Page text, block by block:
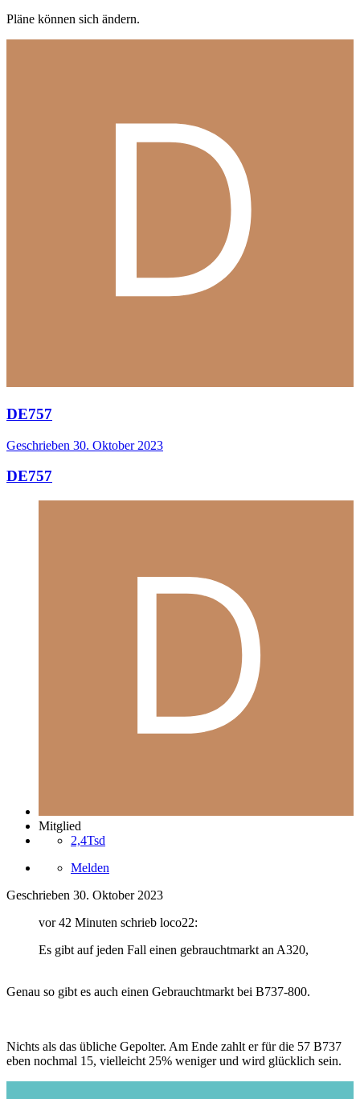
Pläne können sich ändern.
DE757
Geschrieben 30. Oktober 2023
DE757
Mitglied
2,4Tsd
Melden
Geschrieben 30. Oktober 2023
vor 42 Minuten schrieb loco22:
Es gibt auf jeden Fall einen gebrauchtmarkt an A320,
Genau so gibt es auch einen Gebrauchtmarkt bei B737-800.
Nichts als das übliche Gepolter. Am Ende zahlt er für die 57 B737
eben nochmal 15, vielleicht 25% weniger und wird glücklich sein.